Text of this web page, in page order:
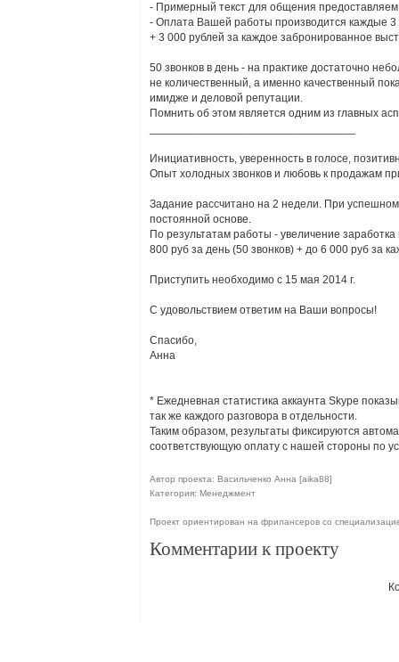
- Примерный текст для общения
- Оплата Вашей работы производится каждые 3
+ 3 000 рублей за каждое забронированное
50 звонков в день - на практике достаточно
не количественный, а именно качественный
имидже и деловой репутации.
Помнить об этом является одним из главных
Инициативность, уверенность в голосе,
Опыт холодных звонков и любовь к продажам
Задание рассчитано на 2 недели. При
постоянной основе.
По результатам работы - увеличение заработка
800 руб за день (50 звонков) + до 6 000 руб за
Приступить необходимо с 15 мая 2014 г.
С удовольствием ответим на Ваши вопросы!
Спасибо,
Aнна
* Ежедневная статистика аккаунта Skype
так же каждого разговора в отдельности.
Таким образом, результаты фиксируются
соответствующую оплату с нашей стороны по
Автор проекта: Васильченко Анна [aika88]
Категория: Менеджмент
Проект ориентирован на фрилансеров со
Комментарии к проекту